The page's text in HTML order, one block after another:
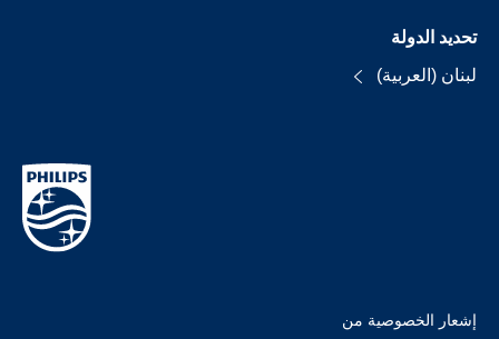
تحديد الدولة
لبنان (العربية)
إشعار الخصوصية من